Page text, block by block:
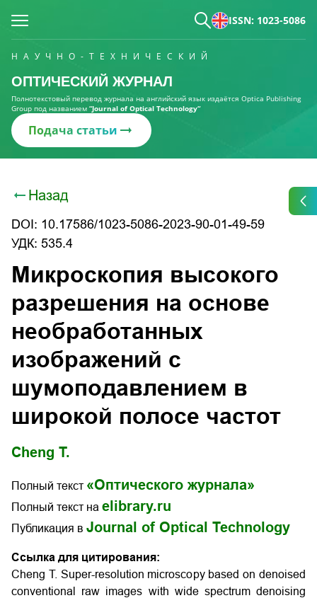
ISSN: 1023-5086
НАУЧНО-ТЕХНИЧЕСКИЙ
ОПТИЧЕСКИЙ ЖУРНАЛ
Полнотекстовый перевод журнала на английский язык издаётся Optica Publishing
Group под названием “Journal of Optical Technology“
Подача статьи
Назад
DOI: 10.17586/1023-5086-2023-90-01-49-59
УДК: 535.4
Микроскопия высокого
разрешения на основе
необработанных
изображений с
шумоподавлением в
широкой полосе частот
Cheng T.
Полный текст «Оптического журнала»
Полный текст на elibrary.ru
Публикация в Journal of Optical Technology
Ссылка для цитирования:
Cheng T. Super-resolution microscopy based on denoised
conventional raw images with wide spectrum denoising